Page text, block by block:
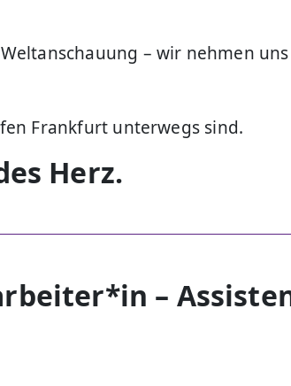
– wir nehmen uns
Frankfurt unterwegs sind.
Herz.
–